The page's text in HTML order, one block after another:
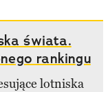
świata.
rankingu
lotniska